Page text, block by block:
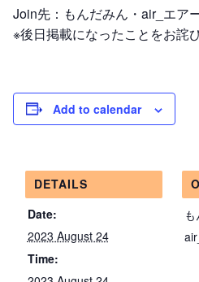
Join先：もんだみん・air_エア
※後日掲載になったことをお詫
Add to calendar
DETAILS
Date:
2023 August 24
Time: